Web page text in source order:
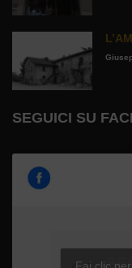
SEGUICI SU